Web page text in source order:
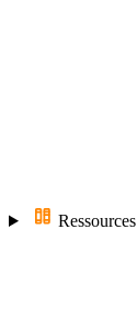
Ressources